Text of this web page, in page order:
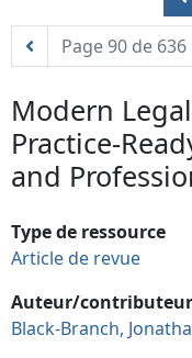
Page 90 de 636
Modern
Practice-
and
Type de ressource
Article de revue
Auteur/contributeur
Black-Branch,